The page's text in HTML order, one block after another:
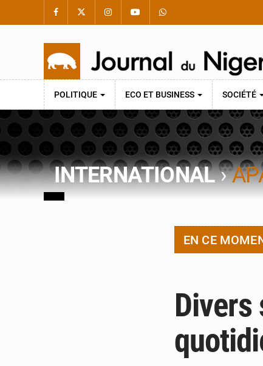
POLITIQUE ECO ET BUSINESS SOCIÉTÉ
INTERNATIONAL›
EN CE
Divers